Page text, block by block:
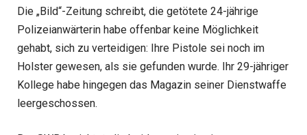
Die „Bild“-Zeitung schreibt, die getötete 24-jährige
Polizeianwärterin habe offenbar keine Möglichkeit
gehabt, sich zu verteidigen: Ihre Pistole sei noch im
Holster gewesen, als sie gefunden wurde. Ihr 29-jähriger
Kollege habe hingegen das Magazin seiner Dienstwaffe
leergeschossen.